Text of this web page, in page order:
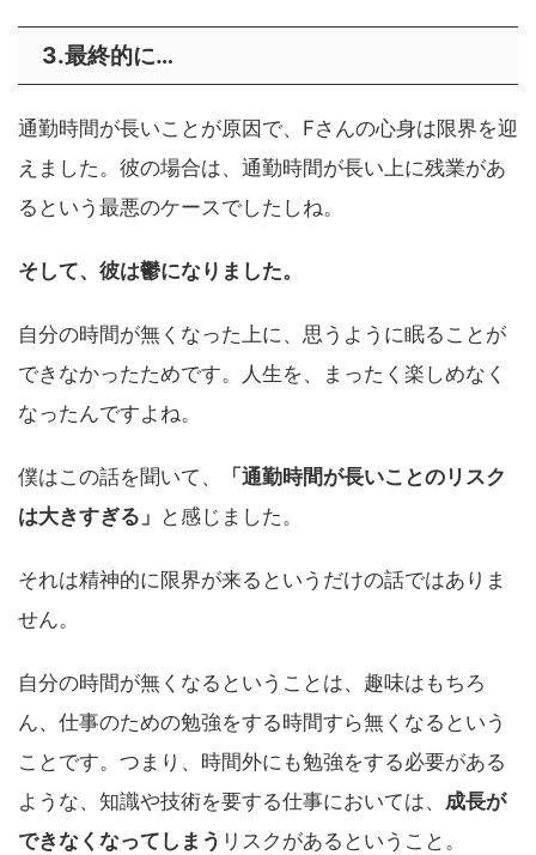
3.最終的に…
通勤時間が長いことが原因で、Fさんの心身は限界を迎
えました。彼の場合は、通勤時間が長い上に残業があ
るという最悪のケースでしたしね。
そして、彼は鬱になりました。
自分の時間が無くなった上に、思うように眠ることが
できなかったためです。人生を、まったく楽しめなく
なったんですよね。
僕はこの話を聞いて、
「通勤時間が長いことのリスク
は大きすぎる」 と感じました。
それは精神的に限界が来るというだけの話ではありま
せん。
自分の時間が無くなるということは、趣味はもちろ
ん、仕事のための勉強をする時間すら無くなるという
ことです。つまり、時間外にも勉強をする必要がある
ような、知識や技術を要する仕事においては、 成長が
できなくなってしまう リスクがあるということ。